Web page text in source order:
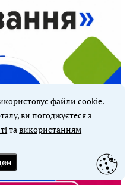
файли cookie.
ви погоджуєтеся з
тавикористанням